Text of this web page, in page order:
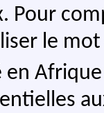
Pour
le mot